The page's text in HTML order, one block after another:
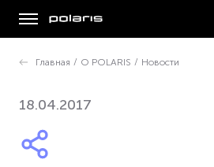
Главная / О POLARIS / Новости
18.04.2017